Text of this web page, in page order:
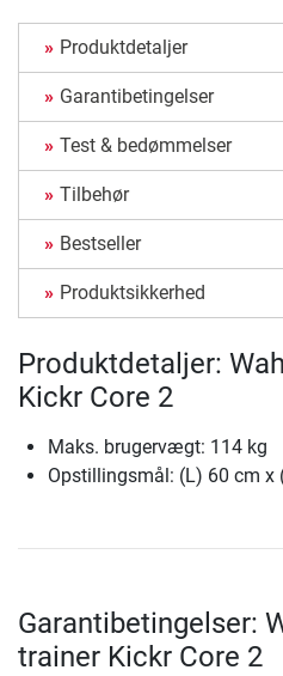
Produktdetaljer
Garantibetingelser
Test & bedømmelser
Tilbehør
Bestseller
Produktsikkerhed
Produktdetaljer:
Kickr Core 2
Maks. brugervægt: 114 kg
Opstillingsmål: (L) 60 cm x
Garantibetingelser:
trainer Kickr Core 2